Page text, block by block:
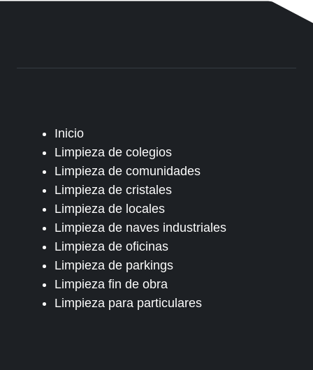
Inicio
Limpieza de colegios
Limpieza de comunidades
Limpieza de cristales
Limpieza de locales
Limpieza de naves industriales
Limpieza de oficinas
Limpieza de parkings
Limpieza fin de obra
Limpieza para particulares